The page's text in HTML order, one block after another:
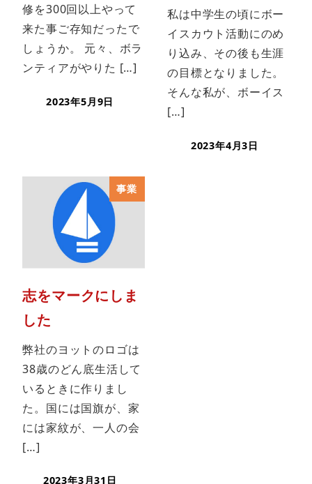
修を300回以上やって
来た事ご存知だったで
しょうか。 元々、ボラ
ンティアがやりた […]
2023年5月9日
私は中学生の頃にボー
イスカウト活動にのめ
り込み、その後も生涯
の目標となりました。
そんな私が、ボーイス
[…]
2023年4月3日
事業
志をマークにしま
した
弊社のヨットのロゴは
38歳のどん底生活して
いるときに作りまし
た。国には国旗が、家
には家紋が、一人の会
[…]
2023年3月31日